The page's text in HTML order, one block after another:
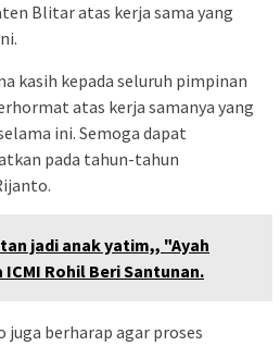
Blitar atas kerja sama yang
kasih kepada seluruh pimpinan
atas kerja samanya yang
ini. Semoga dapat
pada tahun-tahun
jadi anak yatim,, "Ayah
Rohil Beri Santunan.
berharap agar proses